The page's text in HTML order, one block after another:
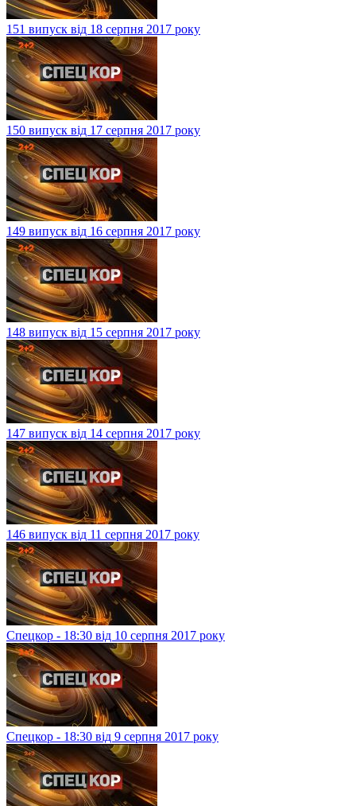
151 випуск від 18 серпня 2017 року
150 випуск від 17 серпня 2017 року
149 випуск від 16 серпня 2017 року
148 випуск від 15 серпня 2017 року
147 випуск від 14 серпня 2017 року
146 випуск від 11 серпня 2017 року
Спецкор - 18:30 від 10 серпня 2017 року
Спецкор - 18:30 від 9 серпня 2017 року